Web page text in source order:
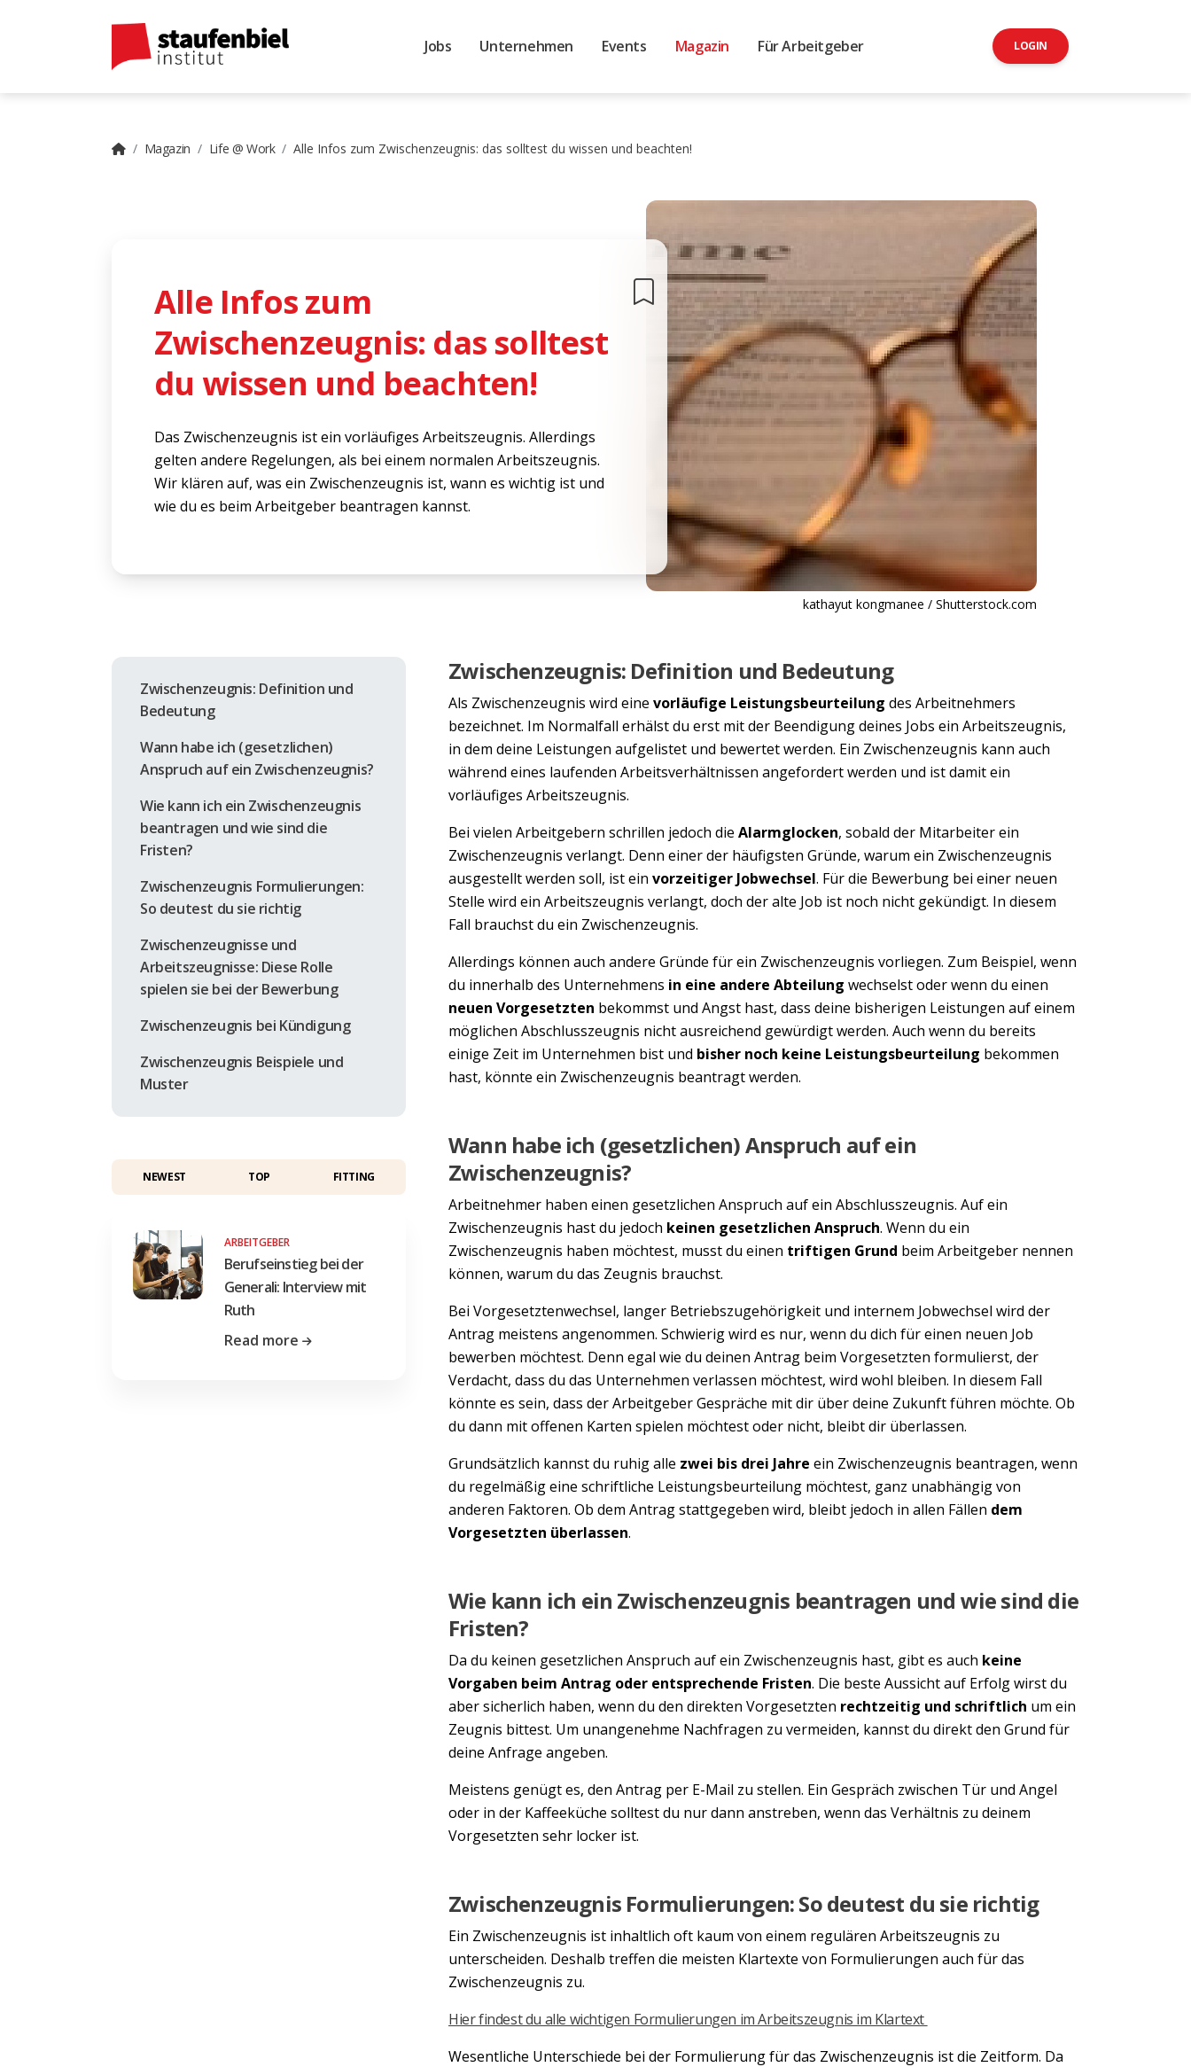
Jobs Unternehmen Events Magazin Für Arbeitgeber LOGIN
Magazin Life @ Work Alle Infos zum Zwischenzeugnis: das solltest du wissen und beachten!
Alle Infos zum
Zwischenzeugnis: das solltest
du wissen und beachten!
Das Zwischenzeugnis ist ein vorläufiges Arbeitszeugnis. Allerdings
gelten andere Regelungen, als bei einem normalen Arbeitszeugnis.
Wir klären auf, was ein Zwischenzeugnis ist, wann es wichtig ist und
wie du es beim Arbeitgeber beantragen kannst.
kathayut kongmanee / Shutterstock.com
Zwischenzeugnis: Definition und
Bedeutung
Wann habe ich (gesetzlichen)
Anspruch auf ein Zwischenzeugnis?
Wie kann ich ein Zwischenzeugnis
beantragen und wie sind die
Fristen?
Zwischenzeugnis Formulierungen:
So deutest du sie richtig
Zwischenzeugnisse und
Arbeitszeugnisse: Diese Rolle
spielen sie bei der Bewerbung
Zwischenzeugnis bei Kündigung
Zwischenzeugnis Beispiele und
Muster
NEWEST TOP FITTING
ARBEITGEBER
Berufseinstieg bei der
Generali: Interview mit
Ruth
Read more
Zwischenzeugnis: Definition und Bedeutung
Als Zwischenzeugnis wird eine vorläufige Leistungsbeurteilung des Arbeitnehmers
bezeichnet. Im Normalfall erhälst du erst mit der Beendigung deines Jobs ein Arbeitszeugnis,
in dem deine Leistungen aufgelistet und bewertet werden. Ein Zwischenzeugnis kann auch
während eines laufenden Arbeitsverhältnissen angefordert werden und ist damit ein
vorläufiges Arbeitszeugnis.
Bei vielen Arbeitgebern schrillen jedoch die Alarmglocken, sobald der Mitarbeiter ein
Zwischenzeugnis verlangt. Denn einer der häufigsten Gründe, warum ein Zwischenzeugnis
ausgestellt werden soll, ist ein vorzeitiger Jobwechsel. Für die Bewerbung bei einer neuen
Stelle wird ein Arbeitszeugnis verlangt, doch der alte Job ist noch nicht gekündigt. In diesem
Fall brauchst du ein Zwischenzeugnis.
Allerdings können auch andere Gründe für ein Zwischenzeugnis vorliegen. Zum Beispiel, wenn
du innerhalb des Unternehmens in eine andere Abteilung wechselst oder wenn du einen
neuen Vorgesetzten bekommst und Angst hast, dass deine bisherigen Leistungen auf einem
möglichen Abschlusszeugnis nicht ausreichend gewürdigt werden. Auch wenn du bereits
einige Zeit im Unternehmen bist und bisher noch keine Leistungsbeurteilung bekommen
hast, könnte ein Zwischenzeugnis beantragt werden.
Wann habe ich (gesetzlichen) Anspruch auf ein
Zwischenzeugnis?
Arbeitnehmer haben einen gesetzlichen Anspruch auf ein Abschlusszeugnis. Auf ein
Zwischenzeugnis hast du jedoch keinen gesetzlichen Anspruch. Wenn du ein
Zwischenzeugnis haben möchtest, musst du einen triftigen Grund beim Arbeitgeber nennen
können, warum du das Zeugnis brauchst.
Bei Vorgesetztenwechsel, langer Betriebszugehörigkeit und internem Jobwechsel wird der
Antrag meistens angenommen. Schwierig wird es nur, wenn du dich für einen neuen Job
bewerben möchtest. Denn egal wie du deinen Antrag beim Vorgesetzten formulierst, der
Verdacht, dass du das Unternehmen verlassen möchtest, wird wohl bleiben. In diesem Fall
könnte es sein, dass der Arbeitgeber Gespräche mit dir über deine Zukunft führen möchte. Ob
du dann mit offenen Karten spielen möchtest oder nicht, bleibt dir überlassen.
Grundsätzlich kannst du ruhig alle zwei bis drei Jahre ein Zwischenzeugnis beantragen, wenn
du regelmäßig eine schriftliche Leistungsbeurteilung möchtest, ganz unabhängig von
anderen Faktoren. Ob dem Antrag stattgegeben wird, bleibt jedoch in allen Fällen dem
Vorgesetzten überlassen.
Wie kann ich ein Zwischenzeugnis beantragen und wie sind die
Fristen?
Da du keinen gesetzlichen Anspruch auf ein Zwischenzeugnis hast, gibt es auch keine
Vorgaben beim Antrag oder entsprechende Fristen. Die beste Aussicht auf Erfolg wirst du
aber sicherlich haben, wenn du den direkten Vorgesetzten rechtzeitig und schriftlich um ein
Zeugnis bittest. Um unangenehme Nachfragen zu vermeiden, kannst du direkt den Grund für
deine Anfrage angeben.
Meistens genügt es, den Antrag per E-Mail zu stellen. Ein Gespräch zwischen Tür und Angel
oder in der Kaffeeküche solltest du nur dann anstreben, wenn das Verhältnis zu deinem
Vorgesetzten sehr locker ist.
Zwischenzeugnis Formulierungen: So deutest du sie richtig
Ein Zwischenzeugnis ist inhaltlich oft kaum von einem regulären Arbeitszeugnis zu
unterscheiden. Deshalb treffen die meisten Klartexte von Formulierungen auch für das
Zwischenzeugnis zu.
Hier findest du alle wichtigen Formulierungen im Arbeitszeugnis im Klartext
Wesentliche Unterschiede bei der Formulierung für das Zwischenzeugnis ist die Zeitform. Da